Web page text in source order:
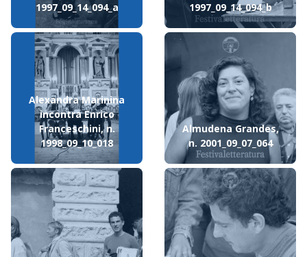
1997_09_14_094_a
1997_09_14_094_b
Alexandra Marinina
incontra Enrico
Franceschini, n.
1998_09_10_018
Almudena Grandes,
n. 2001_09_07_064